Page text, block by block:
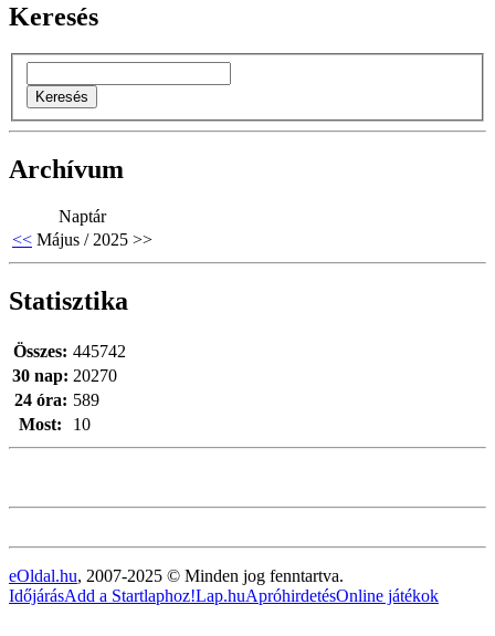
Keresés
Archívum
Naptár
<< Május / 2025 >>
Statisztika
Most: 10
Összes: 445742
30 nap: 20270
24 óra: 589
eOldal.hu, 2007-2025 © Minden jog fenntartva.
IdőjárásAdd a Startlaphoz!Lap.huApróhirdetésOnline játékok